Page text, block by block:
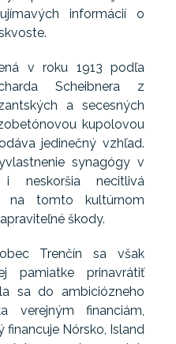
informácií o
v roku 1913 podľa
Scheibnera z
a secesných
kupolovou
jedinečný vzhľad.
synagógy v
neskoršia necitlivá
na tomto kultúrnom
škody.
Trenčín sa však
pamiatke prinavrátiť
sa do ambiciózneho
verejným financiám,
financuje Nórsko, Island